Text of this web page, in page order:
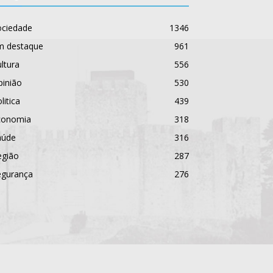
1346
destaque
961
556
530
439
318
316
287
276